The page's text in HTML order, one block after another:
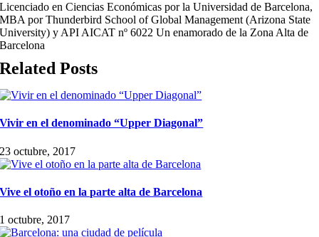
Licenciado en Ciencias Económicas por la Universidad de Barcelona,
MBA por Thunderbird School of Global Management (Arizona State
University) y API AICAT nº 6022 Un enamorado de la Zona Alta de
Barcelona
Related Posts
Vivir en el denominado “Upper Diagonal”
23 octubre, 2017
Vive el otoño en la parte alta de Barcelona
1 octubre, 2017